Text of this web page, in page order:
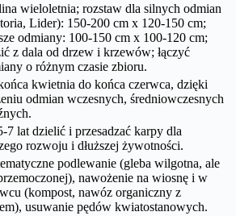
wieloletnia; rozstaw dla silnych odmian
Lider): 150-200 cm x 120-150 cm;
odmiany: 100-150 cm x 100-120 cm;
z dala od drzew i krzewów; łączyć
o różnym czasie zbioru.
kwietnia do końca czerwca, dzięki
odmian wczesnych, średniowczesnych
7 lat dzielić i przesadzać karpy dla
rozwoju i dłuższej żywotności.
podlewanie (gleba wilgotna, ale
nawożenie na wiosnę i w
(kompost, nawóz organiczny z
usuwanie pędów kwiatostanowych.